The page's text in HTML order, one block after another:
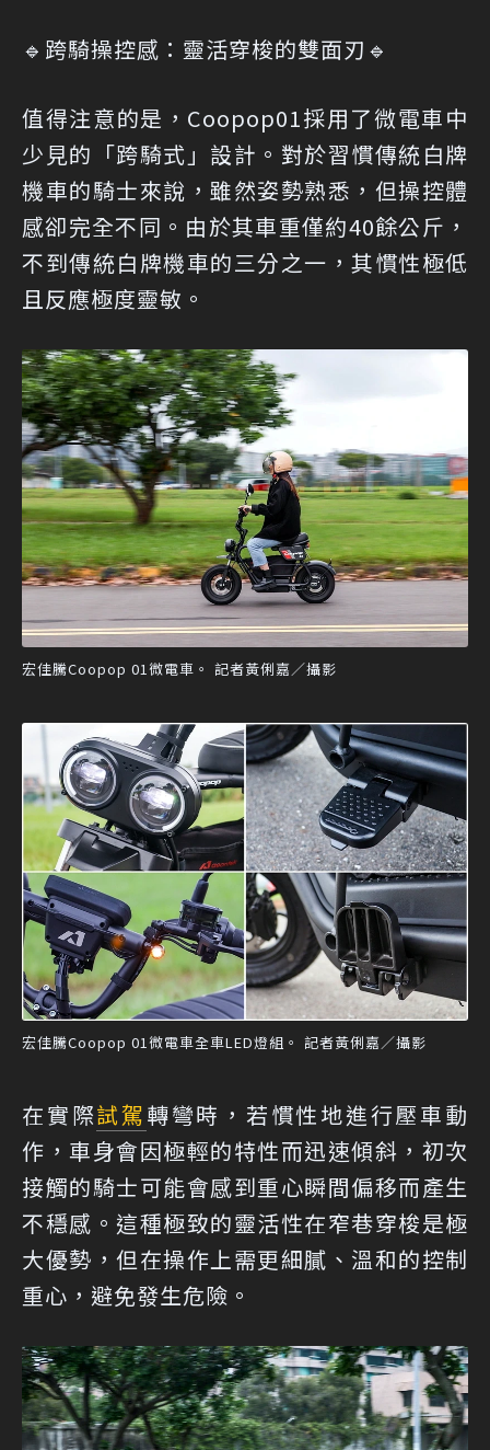
🔹跨騎操控感：靈活穿梭的雙面刃🔹
值得注意的是，Coopop01採用了微電車中
少見的「跨騎式」設計。對於習慣傳統白牌
機車的騎士來說，雖然姿勢熟悉，但操控體
感卻完全不同。由於其車重僅約40餘公斤，
不到傳統白牌機車的三分之一，其慣性極低
且反應極度靈敏。
宏佳騰Coopop 01微電車。 記者黃俐嘉／攝影
宏佳騰Coopop 01微電車全車LED燈組。 記者黃俐嘉／攝影
在實際試駕轉彎時，若慣性地進行壓車動
作，車身會因極輕的特性而迅速傾斜，初次
接觸的騎士可能會感到重心瞬間偏移而產生
不穩感。這種極致的靈活性在窄巷穿梭是極
大優勢，但在操作上需更細膩、溫和的控制
重心，避免發生危險。